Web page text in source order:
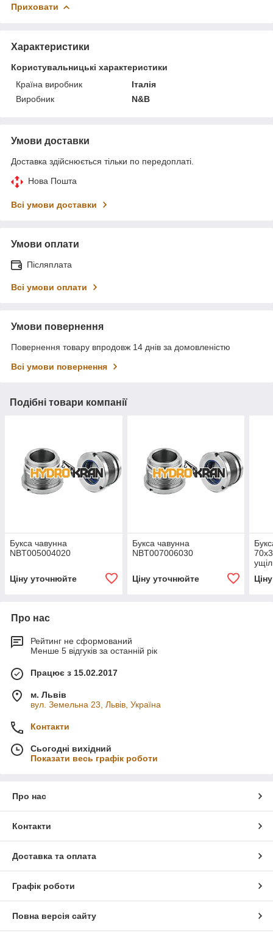
Приховати
Характеристики
Користувальницькі характеристики
Країна виробник
Італія
Виробник
N&B
Умови доставки
Доставка здійснюється тільки по передоплаті.
Нова Пошта
Всі умови доставки
Умови оплати
Післяплата
Всі умови оплати
Умови повернення
Повернення товару впродовж 14 днів за домовленістю
Всі умови повернення
Подібні товари компанії
Букса чавунна
NBT005004020
Ціну уточнюйте
Букса чавунна
NBT007006030
Ціну уточнюйте
Про нас
Рейтинг не сформований
Менше 5 відгуків за останній рік
Працює з 15.02.2017
м. Львів
вул. Земельна 23, Львів, Україна
Контакти
Сьогодні вихідний
Показати весь графік роботи
Про нас
Контакти
Доставка та оплата
Графік роботи
Повна версія сайту